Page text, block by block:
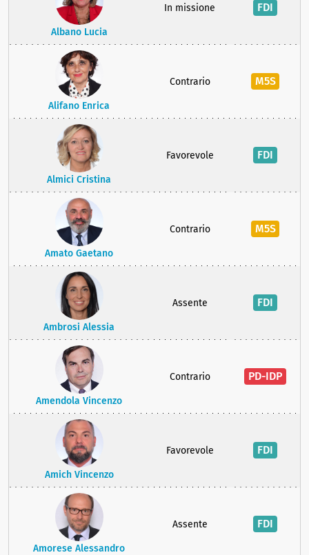
Albano Lucia
In missione FDI
Alifano Enrica
Contrario M5S
Almici Cristina
Favorevole FDI
Amato Gaetano
Contrario M5S
Ambrosi Alessia
Assente FDI
Amendola Vincenzo
Contrario PD-IDP
Amich Vincenzo
Favorevole FDI
Amorese Alessandro
Assente FDI